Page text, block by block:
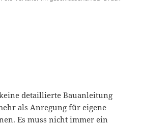
detaillierte Bauanleitung
als Anregung für eigene
Es muss nicht immer ein